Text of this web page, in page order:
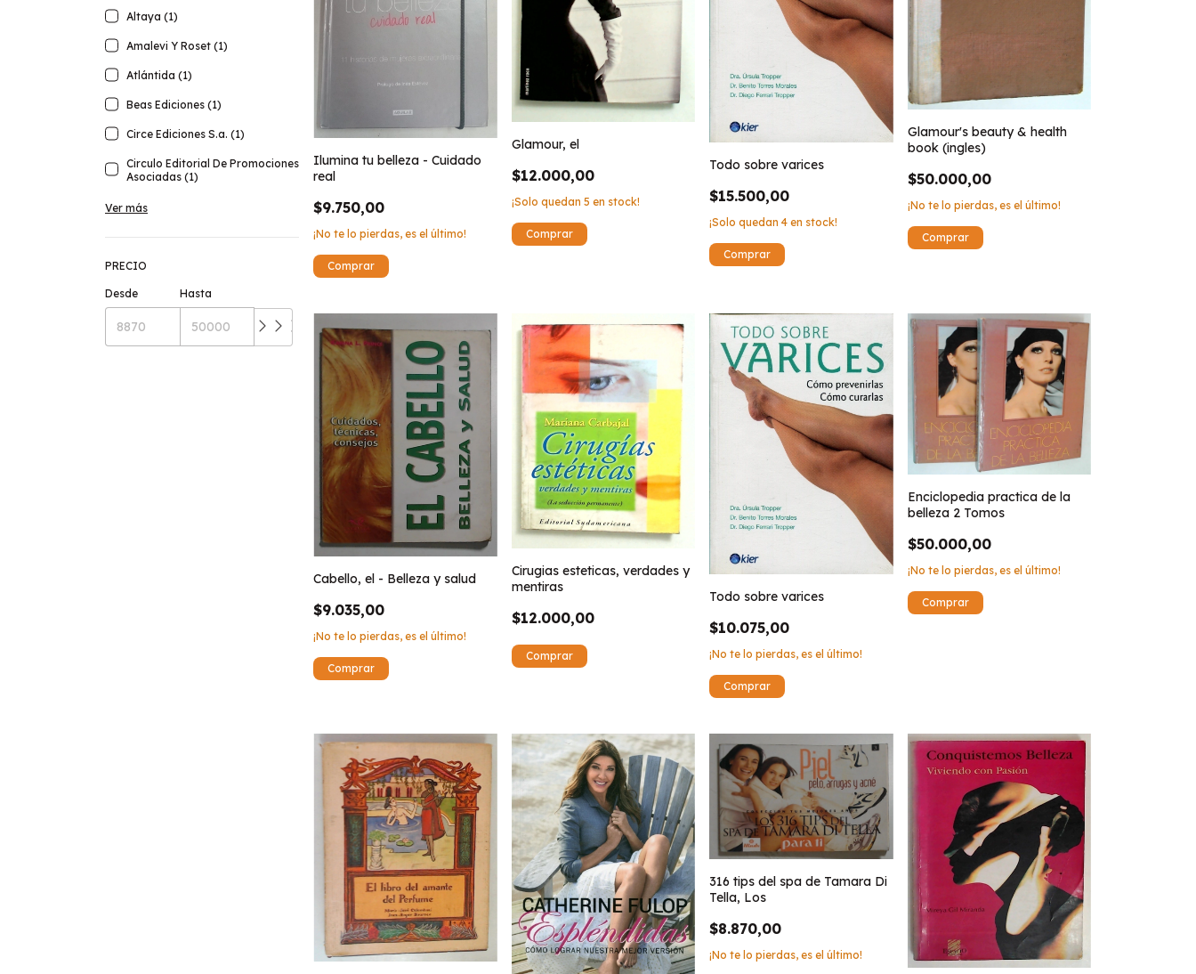
Altaya (1)
Amalevi Y Roset (1)
Atlántida (1)
Beas Ediciones (1)
Circe Ediciones S.a. (1)
Circulo Editorial De Promociones
Asociadas (1)
Ver más
PRECIO
Desde Hasta
Ilumina tu belleza - Cuidado
real
$9.750,00
¡No te lo pierdas, es el último!
Glamour, el
$12.000,00
¡Solo quedan 5 en stock!
Todo sobre varices
$15.500,00
¡Solo quedan4 en stock!
Glamour's beauty & health
book (ingles)
$50.000,00
¡No te lo pierdas, es el último!
Cabello, el - Belleza y salud
$9.035,00
¡No te lo pierdas, es el último!
Cirugias esteticas, verdades y
mentiras
$12.000,00
Todo sobre varices
$10.075,00
¡No te lo pierdas, es el último!
Enciclopedia practica de la
belleza 2 Tomos
$50.000,00
¡No te lo pierdas, es el último!
316 tips del spa de Tamara Di
Tella, Los
$8.870,00
¡No te lo pierdas, es el último!